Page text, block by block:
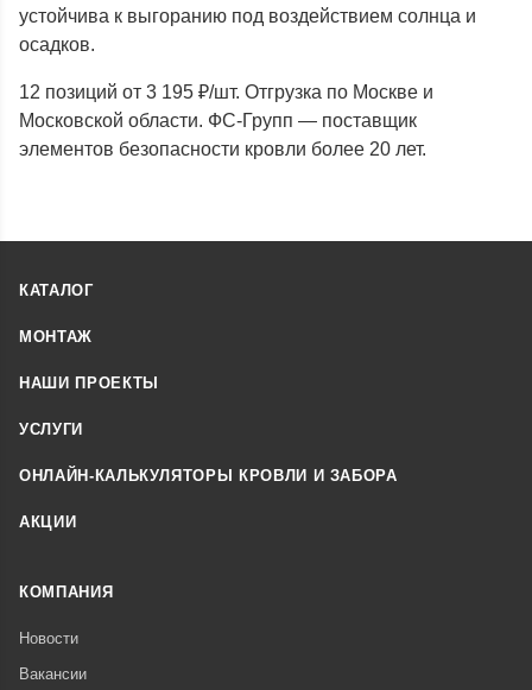
устойчива к выгоранию под воздействием солнца и
осадков.
12 позиций от 3 195 ₽/шт. Отгрузка по Москве и
Московской области. ФС-Групп — поставщик
элементов безопасности кровли более 20 лет.
КАТАЛОГ
МОНТАЖ
НАШИ ПРОЕКТЫ
УСЛУГИ
ОНЛАЙН-КАЛЬКУЛЯТОРЫ КРОВЛИ И ЗАБОРА
АКЦИИ
КОМПАНИЯ
Новости
Вакансии